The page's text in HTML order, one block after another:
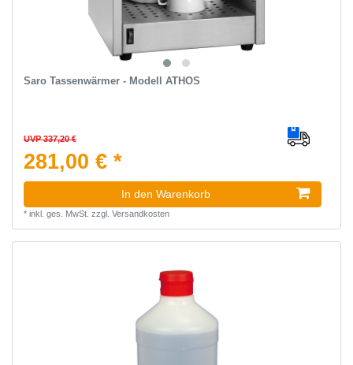
Saro Tassenwärmer - Modell ATHOS
UVP 337,20 €
281,00 € *
In den Warenkorb
* inkl. ges. MwSt. zzgl. Versandkosten